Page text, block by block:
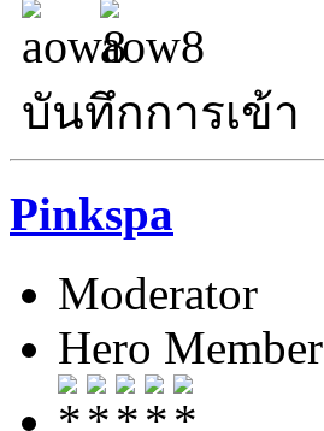
บันทึกการเข้า
Pinkspa
Moderator
Hero Member